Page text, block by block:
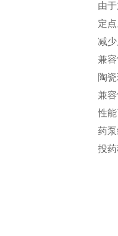
由
定
减
兼
陶
兼
性
药
投